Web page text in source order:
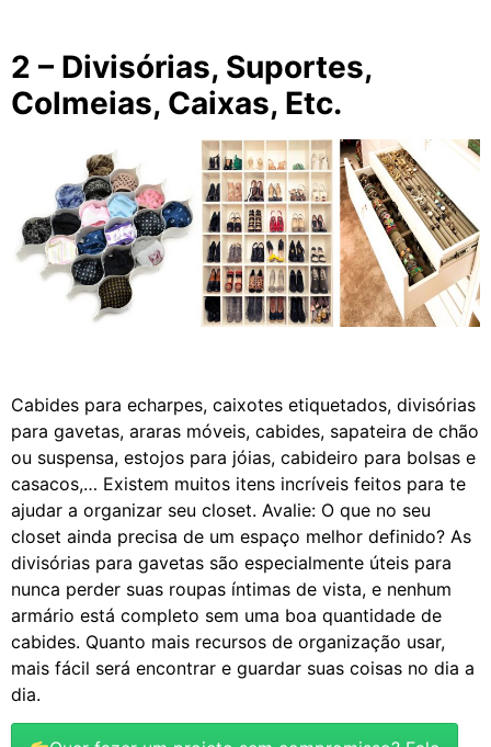
2 – Divisórias, Suportes,
Colmeias, Caixas, Etc.
Cabides para echarpes, caixotes etiquetados, divisórias
para gavetas, araras móveis, cabides, sapateira de chão
ou suspensa, estojos para jóias, cabideiro para bolsas e
casacos,… Existem muitos itens incríveis feitos para te
ajudar a organizar seu closet. Avalie: O que no seu
closet ainda precisa de um espaço melhor definido? As
divisórias para gavetas são especialmente úteis para
nunca perder suas roupas íntimas de vista, e nenhum
armário está completo sem uma boa quantidade de
cabides. Quanto mais recursos de organização usar,
mais fácil será encontrar e guardar suas coisas no dia a
dia.